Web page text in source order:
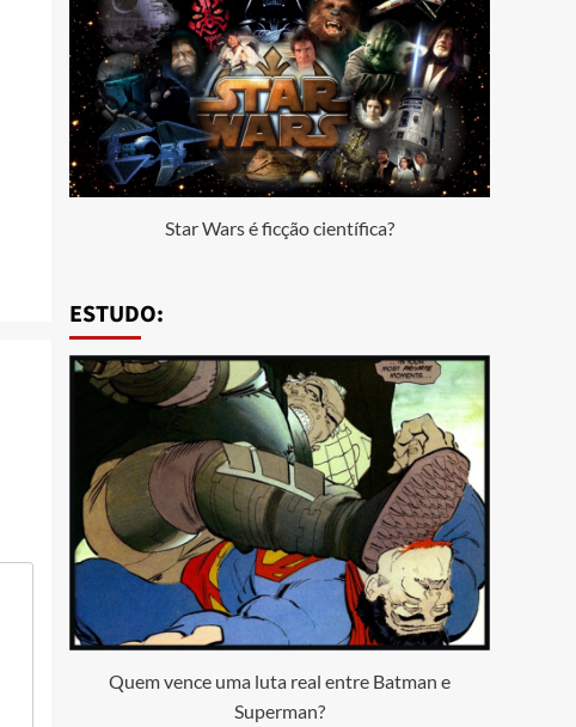
Star Wars é ficção científica?
ESTUDO:
Quem vence uma luta real entre Batman e
Superman?